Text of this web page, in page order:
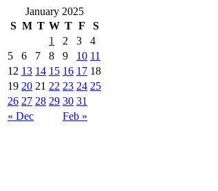
January 2025
S M T W T F S
« Dec Feb »
1 2 3
4
5
6 7 8 9 10 11
12 13 14 15 16 17 18
19 20 21 22 23 24 25
26 27 28 29 30 31